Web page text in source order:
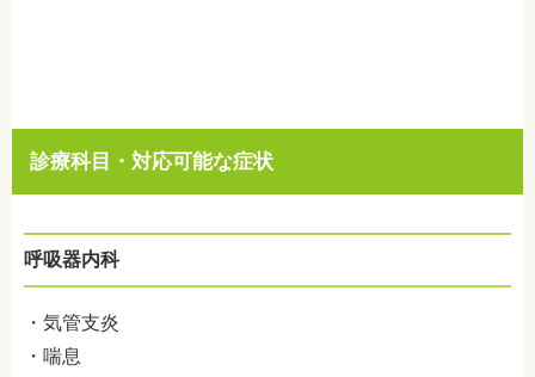
診療科目・対応可能な症状
呼吸器内科
・気管支炎
・喘息